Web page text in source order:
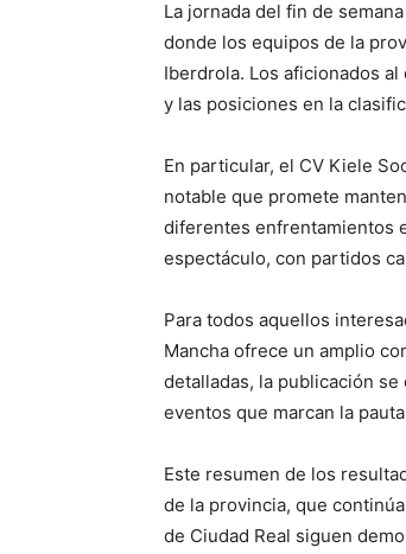
La jornada del fin de
donde los equipos de la
Iberdrola. Los aficionados
y las posiciones en la
En particular, el CV Kiele
notable que promete
diferentes enfrentamientos
espectáculo, con partidos
Para todos aquellos
Mancha ofrece un amplio
detalladas, la publicación
eventos que marcan la
Este resumen de los
de la provincia, que
de Ciudad Real siguen